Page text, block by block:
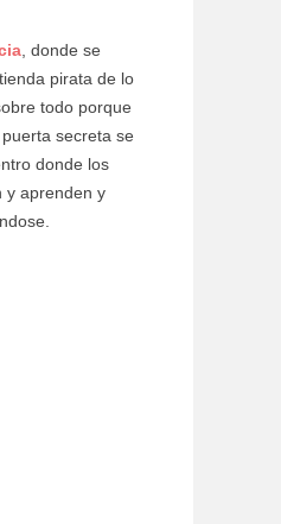
, donde se
pirata de lo
todo porque
secreta se
donde los
y aprenden y